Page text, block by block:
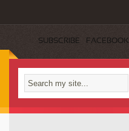
SUBSCRIBE FACEBOOK